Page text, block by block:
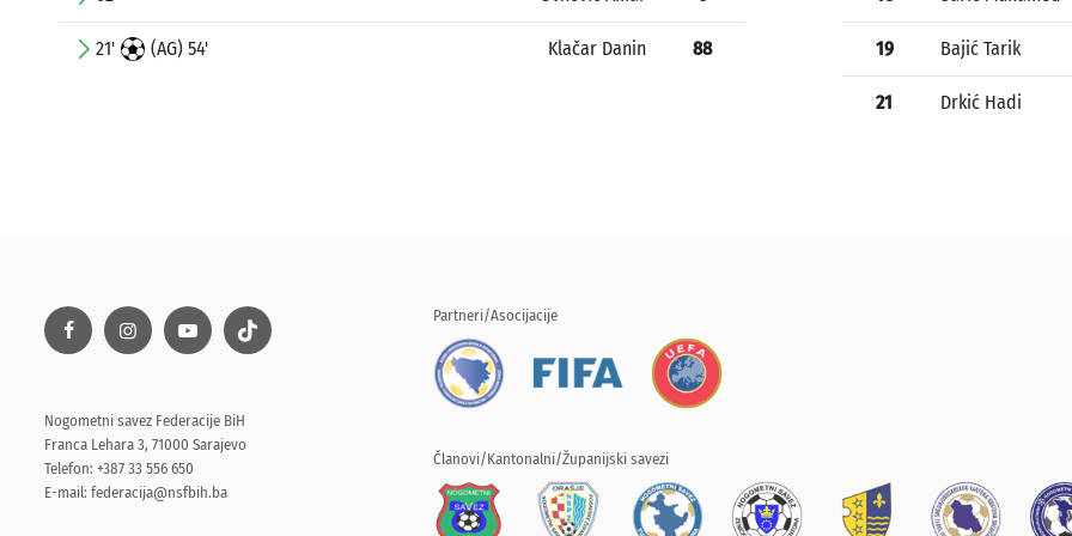
21' (AG) 54' Klačar Danin 88 19 Bajić Tarik
21 Drkić Hadi
Nogometni savez Federacije BiH
Franca Lehara 3, 71000 Sarajevo
Telefon: +387 33 556 650
E-mail: federacija@nsfbih.ba
Partneri/Asocijacije
Članovi/Kantonalni/Županijski savezi